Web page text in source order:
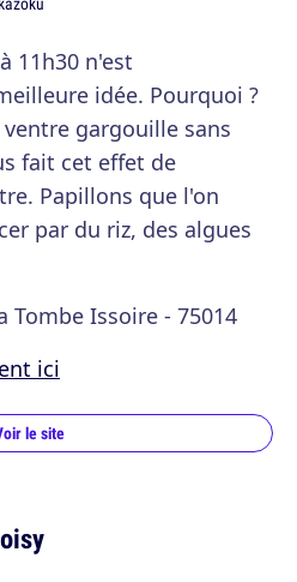
11h30 n'est
idée. Pourquoi ?
gargouille sans
fait cet effet de
Papillons que l'on
par du riz, des algues
Tombe Issoire - 75014
ici
le site